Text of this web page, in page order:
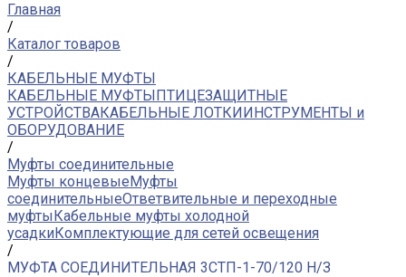
Главная
/
Каталог товаров
/
КАБЕЛЬНЫЕ МУФТЫ
КАБЕЛЬНЫЕ МУФТЫПТИЦЕЗАЩИТНЫЕ
УСТРОЙСТВАКАБЕЛЬНЫЕ ЛОТКИИНСТРУМЕНТЫ и
ОБОРУДОВАНИЕ
/
Муфты соединительные
Муфты концевыеМуфты
соединительныеОтветвительные и переходные
муфтыКабельные муфты холодной
усадкиКомплектующие для сетей освещения
/
МУФТА СОЕДИНИТЕЛЬНАЯ 3СТП-1-70/120 Н/З